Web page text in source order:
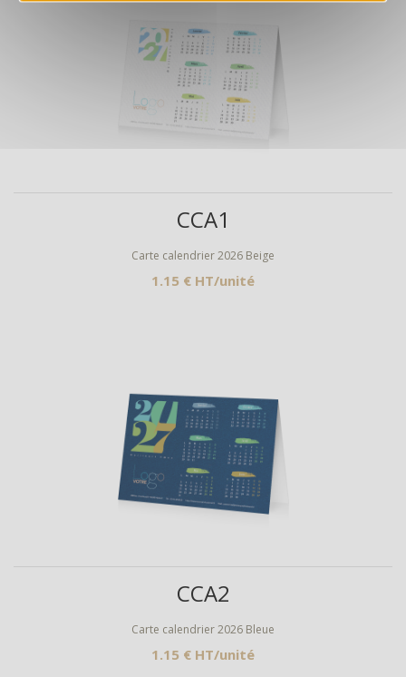
CCA1
Carte calendrier 2026 Beige
1.15 € HT/unité
CCA2
Carte calendrier 2026 Bleue
1.15 € HT/unité